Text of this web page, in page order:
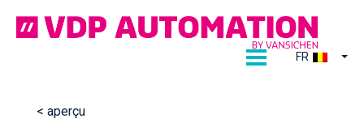
naar
FR
< aperçu